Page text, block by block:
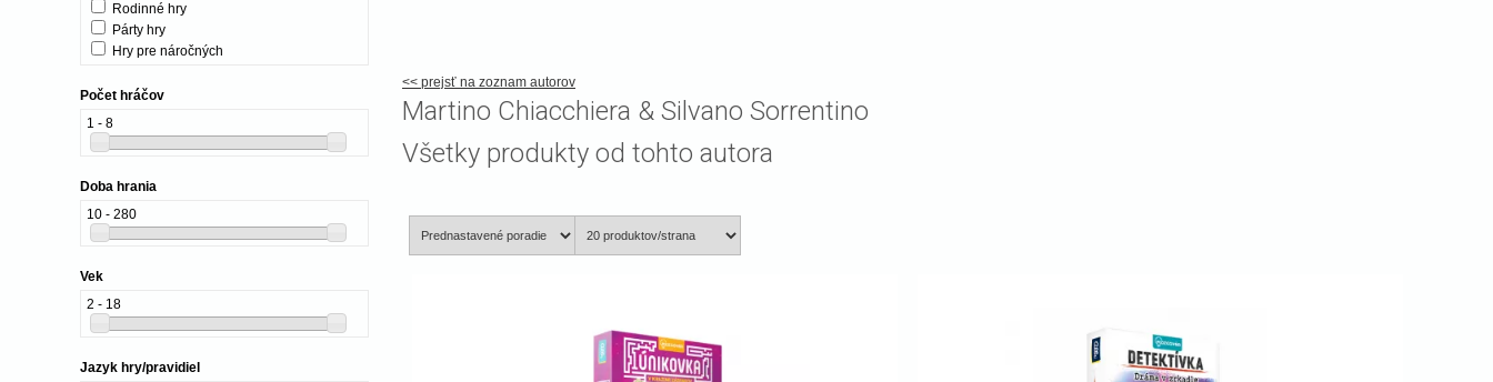
<< prejsť na zoznam autorov
Martino Chiacchiera & Silvano Sorrentino
Všetky produkty od tohto autora
Rodinné hry
Párty hry
Hry pre náročných
Počet hráčov
1 - 8
Doba hrania
10 - 280
Vek
2 - 18
Jazyk hry/pravidiel